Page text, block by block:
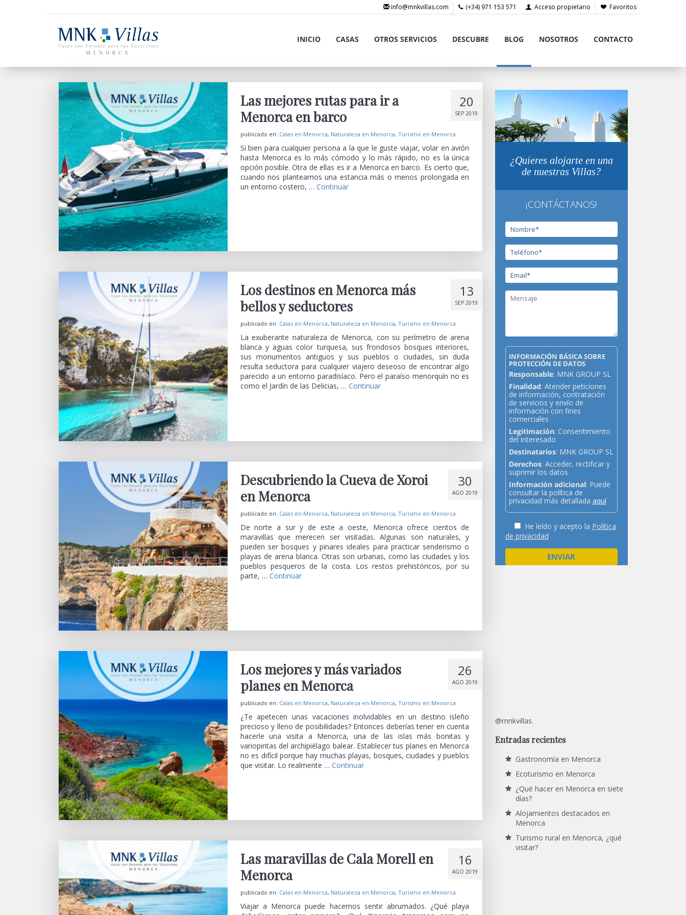
Favoritos
Acceso propietario
(+34) 971 153 571
info@mnkvillas.com
INICIO CASAS OTROS SERVICIOS DESCUBRE BLOG NOSOTROS CONTACTO
20
SEP 2019
Las mejores rutas para ir a
Menorca en barco
publicado en: Calas en Menorca, Naturaleza en Menorca, Turismo en Menorca
Si bien para cualquier persona a la que le guste viajar, volar en avión
hasta Menorca es lo más cómodo y lo más rápido, no es la única
opción posible. Otra de ellas es ir a Menorca en barco. Es cierto que,
cuando nos planteamos una estancia más o menos prolongada en
un entorno costero, … Continuar
13
SEP 2019
Los destinos en Menorca más
bellos y seductores
publicado en: Calas en Menorca, Naturaleza en Menorca, Turismo en Menorca
La exuberante naturaleza de Menorca, con su perímetro de arena
blanca y aguas color turquesa, sus frondosos bosques interiores,
sus monumentos antiguos y sus pueblos o ciudades, sin duda
resulta seductora para cualquier viajero deseoso de encontrar algo
parecido a un entorno paradisíaco. Pero el paraíso menorquín no es
como el Jardín de las Delicias, … Continuar
30
AGO 2019
Descubriendo la Cueva de Xoroi
en Menorca
publicado en: Calas en Menorca, Naturaleza en Menorca, Turismo en Menorca
De norte a sur y de este a oeste, Menorca ofrece cientos de
maravillas que merecen ser visitadas. Algunas son naturales, y
pueden ser bosques y pinares ideales para practicar senderismo o
playas de arena blanca. Otras son urbanas, como las ciudades y los
pueblos pesqueros de la costa. Los restos prehistóricos, por su
parte, … Continuar
26
AGO 2019
Los mejores y más variados
planes en Menorca
publicado en: Calas en Menorca, Naturaleza en Menorca, Turismo en Menorca
¿Te apetecen unas vacaciones inolvidables en un destino isleño
precioso y lleno de posibilidades? Entonces deberías tener en cuenta
hacerle una visita a Menorca, una de las islas más bonitas y
variopintas del archipiélago balear. Establecer tus planes en Menorca
no es difícil porque hay muchas playas, bosques, ciudades y pueblos
que visitar. Lo realmente … Continuar
16
AGO 2019
Las maravillas de Cala Morell en
Menorca
publicado en: Calas en Menorca, Naturaleza en Menorca, Turismo en Menorca
Viajar a Menorca puede hacernos sentir abrumados. ¿Qué playa
¿Quieres alojarte en una
de nuestras Villas?
¡CONTÁCTANOS!
INFORMACIÓN BÁSICA SOBRE
PROTECCIÓN DE DATOS
Responsable: MNK GROUP SL
Finalidad: Atender peticiones
de información, contratación
de servicios y envío de
información con fines
comerciales
Legitimación: Consentimiento
del interesado
Destinatarios: MNK GROUP SL
Derechos: Acceder, rectificar y
suprimir los datos
Información adicional: Puede
consultar la política de
privacidad más detallada aquí
He leído y acepto la Política
de privacidad
@mnkvillas.
Entradas recientes
Gastronomía en Menorca
Ecoturismo en Menorca
¿Qué hacer en Menorca en siete
días?
Alojamientos destacados en
Menorca
Turismo rural en Menorca, ¿qué
visitar?